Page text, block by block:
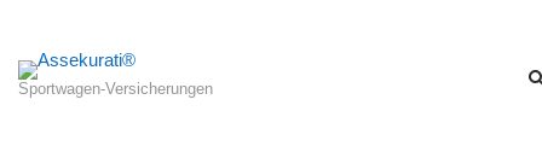
content
Sportwagen-Versicherungen